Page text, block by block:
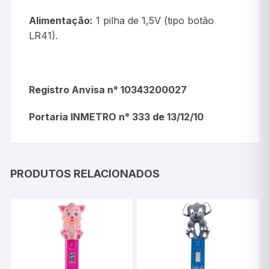
Alimentação: 1 pilha de 1,5V (tipo botão
LR41).
Registro Anvisa n° 10343200027
Portaria INMETRO n° 333 de 13/12/10
PRODUTOS RELACIONADOS